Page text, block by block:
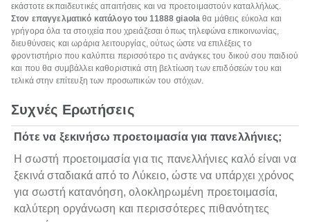
εκάστοτε εκπαιδευτικές απαιτήσεις και να προετοιμαστούν καταλλήλως.
Στον επαγγελματικό κατάλογο του 11888giaola θα μάθεις εύκολα και
γρήγορα όλα τα στοιχεία που χρειάζεσαι όπως τηλεφώνα επικοινωνίας,
διευθύνσεις και ωράρια λειτουργίας, ούτως ώστε να επιλέξεις το
φροντιστήριο που καλύπτει περισσότερο τις ανάγκες του δικού σου παιδιού
και που θα συμβάλλει καθοριστικά στη βελτίωση των επιδόσεών του και
τελικά στην επίτευξη των προσωπικών του στόχων.
Συχνές Ερωτήσεις
Πότε να ξεκινήσω προετοιμασία για πανελλήνιες;
Η σωστή προετοιμασία για τις πανελλήνιες καλό είναι να
ξεκινά σταδιακά από το Λύκειο, ώστε να υπάρχει χρόνος
για σωστή κατανόηση, ολοκληρωμένη προετοιμασία,
καλύτερη οργάνωση και περισσότερες πιθανότητες